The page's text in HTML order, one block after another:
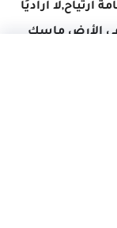
اراديًا
الأرض ماسك
حكيم وقف